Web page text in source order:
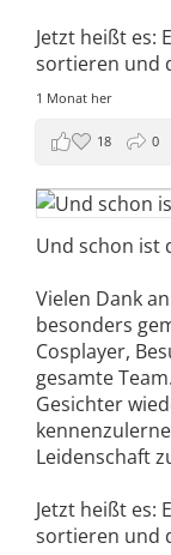
Jetzt heißt es:
sortieren und
1 Monat her
18 0
Und schon ist
Vielen Dank
besonders
Cosplayer,
gesamte
Gesichter
Leidenschaft
Jetzt heißt es:
sortieren und